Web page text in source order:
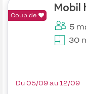
Coup de
Mobil
5
30
Du 05/09 au 12/09